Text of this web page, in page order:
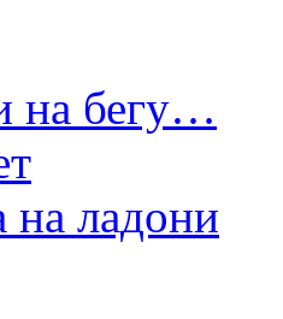
на бегу…
на ладони